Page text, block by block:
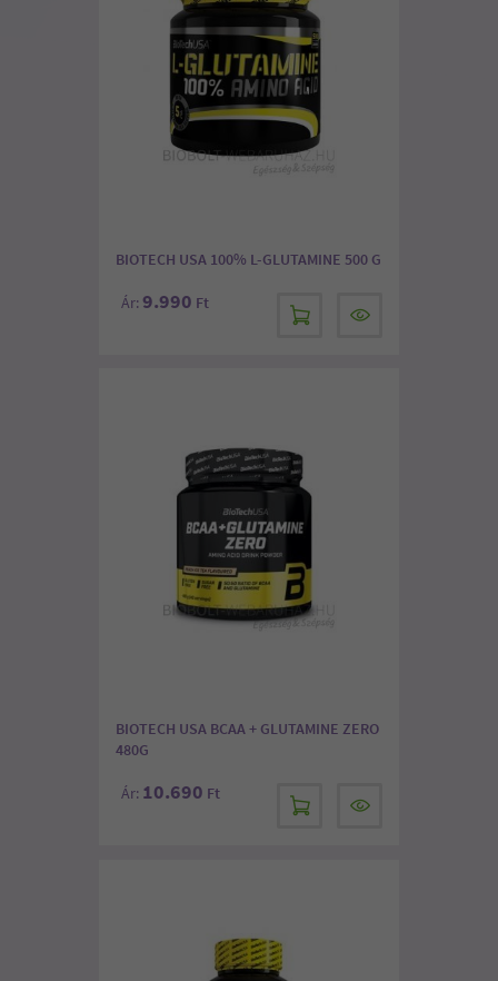
BIOTECH USA 100% L-GLUTAMINE 500 G
Ár: 9.990 Ft
BIOTECH USA BCAA + GLUTAMINE ZERO
480G
Ár: 10.690 Ft